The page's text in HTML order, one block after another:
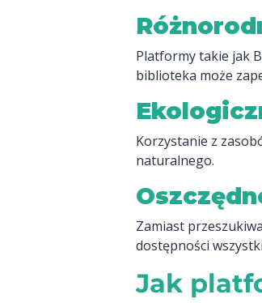
Platformy takie jak
biblioteka może
Korzystanie z
naturalnego.
Zamiast
dostępności
Jak